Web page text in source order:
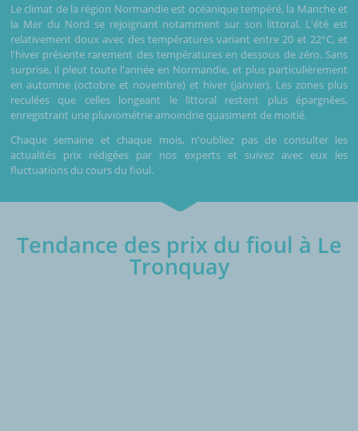
Le climat de la région Normandie est océanique tempéré, la Manche et
la Mer du Nord se rejoignant notamment sur son littoral. L'été est
relativement doux avec des températures variant entre 20 et 22°C, et
l'hiver présente rarement des températures en dessous de zéro. Sans
surprise, il pleut toute l'année en Normandie, et plus particulièrement
en automne (octobre et novembre) et hiver (janvier). Les zones plus
reculées que celles longeant le littoral restent plus épargnées,
enregistrant une pluviométrie amoindrie quasiment de moitié.
Chaque semaine et chaque mois, n'oubliez pas de consulter les
actualités prix rédigées par nos experts et suivez avec eux les
fluctuations du cours du fioul.
Tendance des prix du fioul à Le
Tronquay